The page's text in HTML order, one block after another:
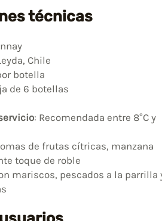
técnicas
Chile
botella
de 6 botellas
: Recomendada entre 8°C y
de frutas cítricas, manzana
toque de roble
mariscos, pescados a la parrilla